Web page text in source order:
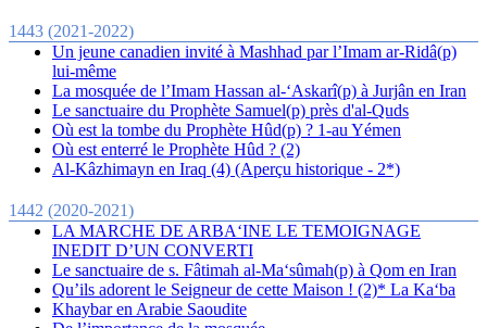
1443 (2021-2022)
Un jeune canadien invité à Mashhad par l’Imam ar-Ridâ(p)
lui-même
La mosquée de l’Imam Hassan al-‘Askarî(p) à Jurjân en Iran
Le sanctuaire du Prophète Samuel(p) près d'al-Quds
Où est la tombe du Prophète Hûd(p) ? 1-au Yémen
Où est enterré le Prophète Hûd ? (2)
Al-Kâzhimayn en Iraq (4) (Aperçu historique - 2*)
1442 (2020-2021)
LA MARCHE DE ARBA‘INE LE TEMOIGNAGE
INEDIT D’UN CONVERTI
Le sanctuaire de s. Fâtimah al-Ma‘sûmah(p) à Qom en Iran
Qu’ils adorent le Seigneur de cette Maison ! (2)* La Ka‘ba
Khaybar en Arabie Saoudite